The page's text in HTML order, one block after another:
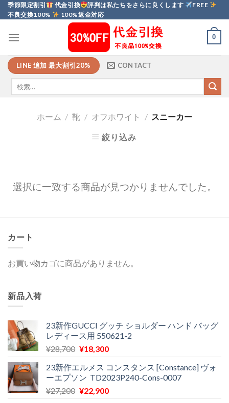
Skip
to
季節限定割引 代金引換 評判は私たちをさらに良くします
FREE
不良交換100%
100%返金対応
0
LINE 追加 最大割引20% CONTACT
ホーム / 靴 / オフホワイト / スニーカー
絞り込み
選択に一致する商品が見つかりませんでした。
カート
お買い物カゴに商品がありません。
新品入荷
23新作GUCCI グッチ ショルダー ハンド バッグ
レディース用 550621-2
¥28,700 元
価
格
は
¥18,300現
の
価
格
23新作エルメス コンスタンス [Constance] ヴォ
ーエプソン TD2023P240-Cons-0007
¥27,200 元
¥22,900現